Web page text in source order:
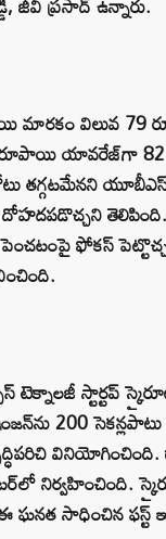
మారకం విలువ 79
రూపాయి యావరేజ్‌గా
తగ్గటమేనని
ఫోకస్‌
టెక్నాలజీ స్టార్టప్‌
200
నిర్వహించింది.
సాధించిన ఫస్ట్‌